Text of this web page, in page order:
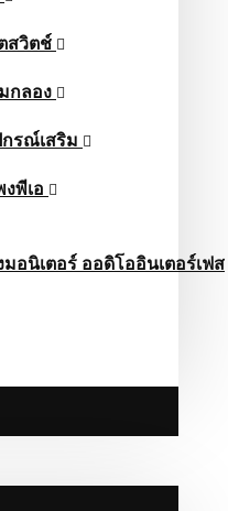
สวิตช์
กลอง
รณ์เสริม
งพีเอ
อนิเตอร์ ออดิโออินเตอร์เฟส